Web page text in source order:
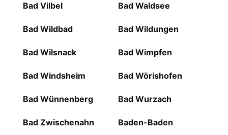
Bad Vilbel Bad Waldsee
Bad Wildbad Bad Wildungen
Bad Wilsnack Bad Wimpfen
Bad Windsheim Bad Wörishofen
Bad Wünnenberg Bad Wurzach
Bad Zwischenahn Baden-Baden